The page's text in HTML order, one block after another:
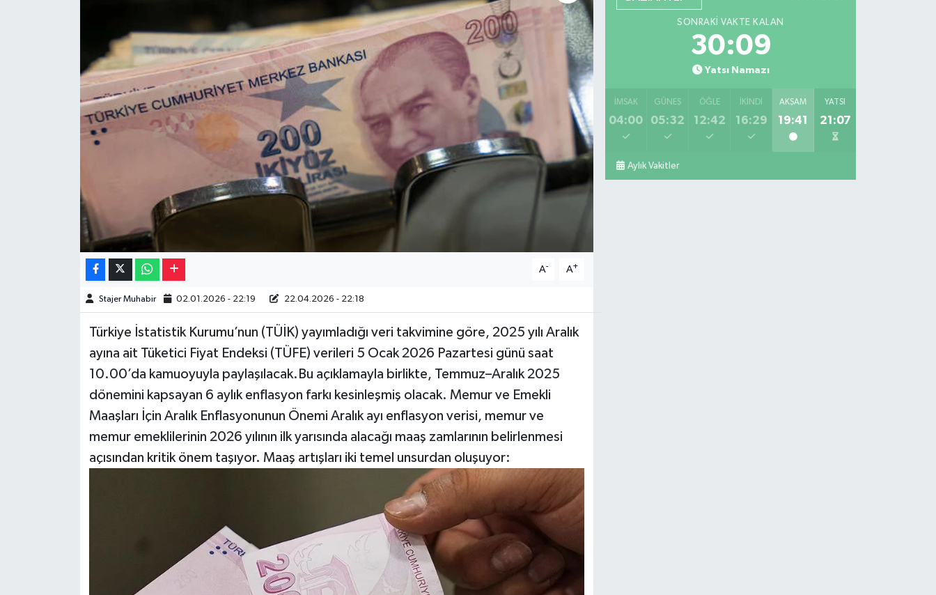
A- A+
Stajer Muhabir 02.01.2026 - 22:19 22.04.2026 - 22:18
Türkiye İstatistik Kurumu’nun (TÜİK) yayımladığı veri takvimine göre, 2025 yılı Aralık
ayına ait Tüketici Fiyat Endeksi (TÜFE) verileri 5 Ocak 2026 Pazartesi günü saat
10.00’da kamuoyuyla paylaşılacak.Bu açıklamayla birlikte, Temmuz–Aralık 2025
dönemini kapsayan 6 aylık enflasyon farkı kesinleşmiş olacak. Memur ve Emekli
Maaşları İçin Aralık Enflasyonunun Önemi Aralık ayı enflasyon verisi, memur ve
memur emeklilerinin 2026 yılının ilk yarısında alacağı maaş zamlarının belirlenmesi
açısından kritik önem taşıyor. Maaş artışları iki temel unsurdan oluşuyor:
SONRAKI VAKTE KALAN
30:07
Yatsı Namazı
İMSAK
04:00
GÜNEŞ
05:32
ÖĞLE
12:42
İKINDI
16:29
AKŞAM
19:41
YATSI
21:07
Aylık Vakitler
Resmi İlanlar
Siyaset
Yeme-İçme